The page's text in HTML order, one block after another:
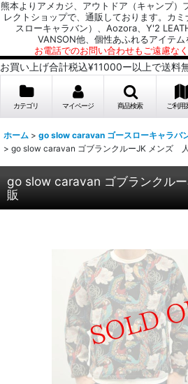
熊本よりアメカジ、アウトドア（キャンプ）
レクトショップで、通販しております。カ
スローキャラバン）、Aozora、Y'2
VANSON他、個性あふれるアイテム
お電話でのお問い合わせもご遠慮な
お買い上げ合計税込¥11000ー以上で送料
カテゴリ マイページ 商品検索 ご利用
ホーム > go slow caravan ゴースローキャラバ
> go slow caravan ゴブランクルーJK メンズ
go slow caravan ゴブランクル
販